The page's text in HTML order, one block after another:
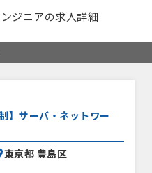
ジニアの求人詳細
】サーバ・ネットワー
東京都 豊島区